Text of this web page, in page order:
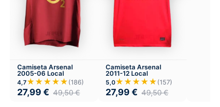
Camiseta Arsenal
2005-06 Local
4,7★★★★★(186)
27,99 € 49,50€
Camiseta Arsenal
2011-12 Local
5,0★★★★★(157)
27,99 € 49,50€